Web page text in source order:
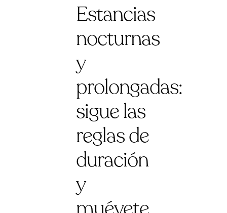
Estancias
nocturnas
y
prolongadas:
sigue las
reglas de
duración
y